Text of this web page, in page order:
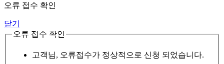
오류 접수 확인
닫기
오류 접수 확인
고객님, 오류접수가 정상적으로 신청 되었습니다.